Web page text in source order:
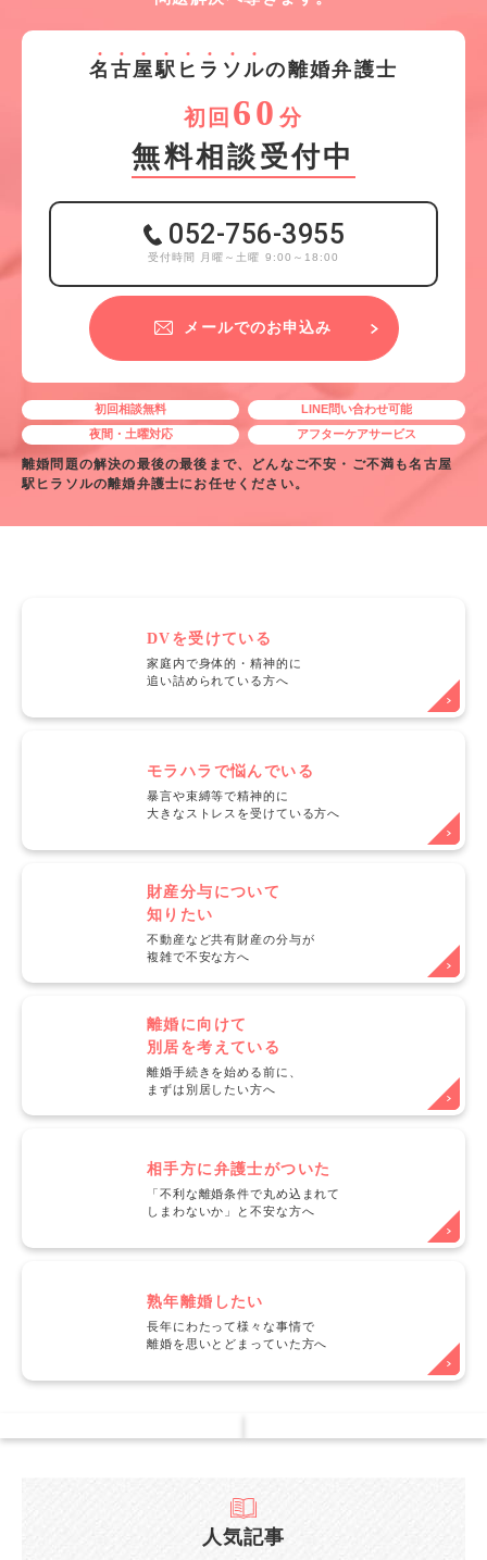
名 古屋駅 ヒ ラ ソルの離婚弁護士
初回 60 分
無料相談受付中
052-756-3955
受付時間 月曜～土曜 9:00～18:00
メールでのお申込み
初回相談無料
LINE問い合わせ可能
夜間・土曜対応
アフターケアサービス
離婚問題の解決の最後の最後まで、どんなご不安・ご不満も名古屋
駅ヒラソルの離婚弁護士にお任せください。
DVを受けている
家庭内で身体的・精神的に
追い詰められている方へ
モラハラで悩んでいる
暴言や束縛等で精神的に
大きなストレスを受けている方へ
財産分与について
知りたい
不動産など共有財産の分与が
複雑で不安な方へ
離婚に向けて
別居を考えている
離婚手続きを始める前に、
まずは別居したい方へ
相手方に弁護士がついた
「不利な離婚条件で丸め込まれて
しまわないか」と不安な方へ
熟年離婚したい
長年にわたって様々な事情で
離婚を思いとどまっていた方へ
人気記事